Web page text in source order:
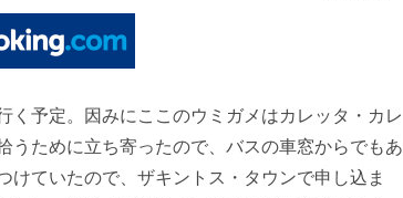
予定。因みにここのウミガメはカレッタ・カレ
うために立ち寄ったので、バスの車窓からでもあ
ていたので、ザキントス・タウンで申し込ま